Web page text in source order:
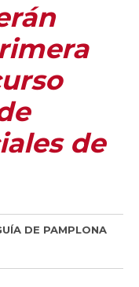
de
DE PAMPLONA